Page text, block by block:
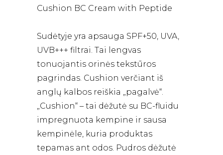
Cushion BC Cream with Peptide
Sudėtyje yra apsauga SPF+50, UVA,
UVB+++ filtrai. Tai lengvas
tonuojantis orinės tekstūros
pagrindas. Сushion verčiant iš
anglų kalbos reiškia „pagalvė“.
„Cushion“ – tai dėžutė su BC-fluidu
impregnuota kempine ir sausa
kempinėle, kuria produktas
tepamas ant odos. Pudros dėžutė